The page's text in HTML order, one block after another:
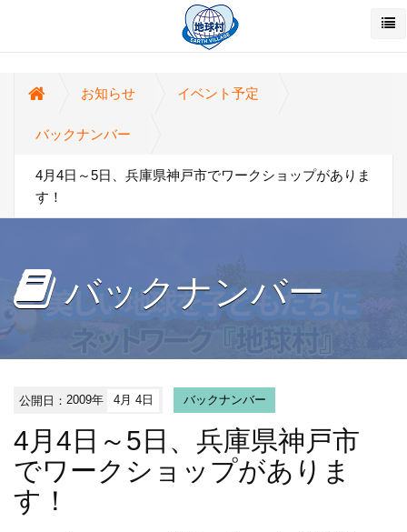
お知らせ イベント予定
バックナンバー
4月4日～5日、兵庫県神戸市でワークショップがありま
す！
バックナンバー
公開日：2009年 4月 4日 バックナンバー
4月4日～5日、兵庫県神戸市
でワークショップがありま
す！